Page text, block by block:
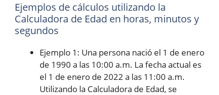
Ejemplos de cálculos utilizando la
Calculadora de Edad en horas, minutos y
segundos
Ejemplo 1: Una persona nació el 1 de enero
de 1990 a las 10:00 a.m. La fecha actual es
el 1 de enero de 2022 a las 11:00 a.m.
Utilizando la Calculadora de Edad, se